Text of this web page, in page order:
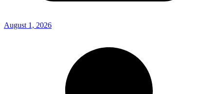
August 1, 2026